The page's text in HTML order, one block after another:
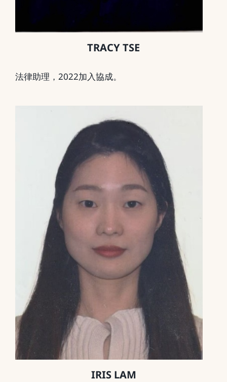
TRACY TSE
法律助理，2022加入協成。
IRIS LAM